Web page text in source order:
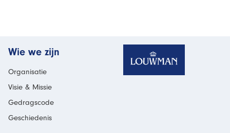
Wie we zijn
Organisatie
Visie & Missie
Gedragscode
Geschiedenis